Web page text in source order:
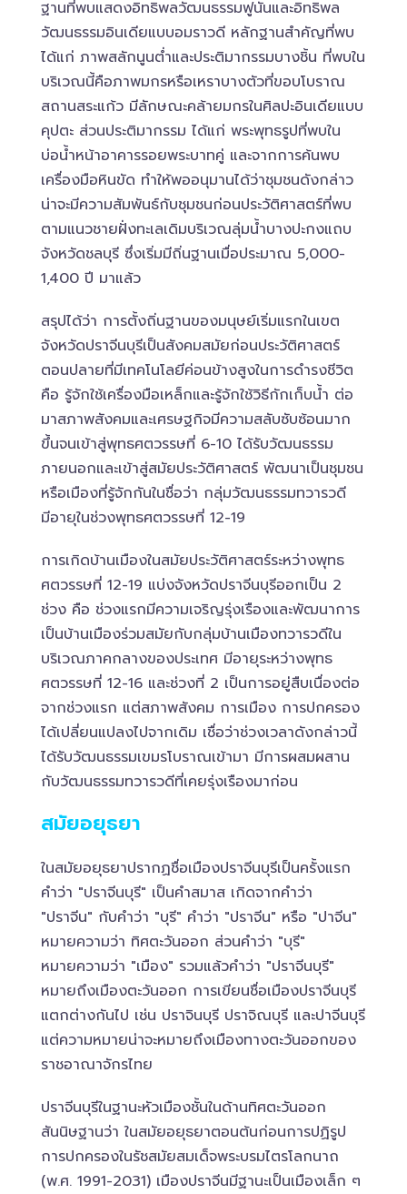
ฐานที่พบแสดงอิทธิพลวัฒนธรรมฟูนันและอิทธิพล
วัฒนธรรมอินเดียแบบอมราวดี หลักฐานสำคัญที่พบ
ได้แก่ ภาพสลักนูนต่ำและประติมากรรมบางชิ้น ที่พบใน
บริเวณนี้คือภาพมกรหรือเหราบางตัวที่ขอบโบราณ
สถานสระแก้ว มีลักษณะคล้ายมกรในศิลปะอินเดียแบบ
คุปตะ ส่วนประติมากรรม ได้แก่ พระพุทธรูปที่พบใน
บ่อน้ำหน้าอาคารรอยพระบาทคู่ และจากการค้นพบ
เครื่องมือหินขัด ทำให้พออนุมานได้ว่าชุมชนดังกล่าว
น่าจะมีความสัมพันธ์กับชุมชนก่อนประวัติศาสตร์ที่พบ
ตามแนวชายฝั่งทะเลเดิมบริเวณลุ่มน้ำบางปะกงแถบ
จังหวัดชลบุรี ซึ่งเริ่มมีถิ่นฐานเมื่อประมาณ 5,000-
1,400 ปี มาแล้ว
สรุปได้ว่า การตั้งถิ่นฐานของมนุษย์เริ่มแรกในเขต
จังหวัดปราจีนบุรีเป็นสังคมสมัยก่อนประวัติศาสตร์
ตอนปลายที่มีเทคโนโลยีค่อนข้างสูงในการดำรงชีวิต
คือ รู้จักใช้เครื่องมือเหล็กและรู้จักใช้วิธีกักเก็บน้ำ ต่อ
มาสภาพสังคมและเศรษฐกิจมีความสลับซับซ้อนมาก
ขึ้นจนเข้าสู่พุทธศตวรรษที่ 6-10 ได้รับวัฒนธรรม
ภายนอกและเข้าสู่สมัยประวัติศาสตร์ พัฒนาเป็นชุมชน
หรือเมืองที่รู้จักกันในชื่อว่า กลุ่มวัฒนธรรมทวารวดี
มีอายุในช่วงพุทธศตวรรษที่ 12-19
การเกิดบ้านเมืองในสมัยประวัติศาสตร์ระหว่างพุทธ
ศตวรรษที่ 12-19 แบ่งจังหวัดปราจีนบุรีออกเป็น 2
ช่วง คือ ช่วงแรกมีความเจริญรุ่งเรืองและพัฒนาการ
เป็นบ้านเมืองร่วมสมัยกับกลุ่มบ้านเมืองทวารวดีใน
บริเวณภาคกลางของประเทศ มีอายุระหว่างพุทธ
ศตวรรษที่ 12-16 และช่วงที่ 2 เป็นการอยู่สืบเนื่องต่อ
จากช่วงแรก แต่สภาพสังคม การเมือง การปกครอง
ได้เปลี่ยนแปลงไปจากเดิม เชื่อว่าช่วงเวลาดังกล่าวนี้
ได้รับวัฒนธรรมเขมรโบราณเข้ามา มีการผสมผสาน
กับวัฒนธรรมทวารวดีที่เคยรุ่งเรืองมาก่อน
สมัยอยุธยา
ในสมัยอยุธยาปรากฏชื่อเมืองปราจีนบุรีเป็นครั้งแรก
คำว่า "ปราจีนบุรี" เป็นคำสมาส เกิดจากคำว่า
"ปราจีน" กับคำว่า "บุรี" คำว่า "ปราจีน" หรือ "ปาจีน"
หมายความว่า ทิศตะวันออก ส่วนคำว่า "บุรี"
หมายความว่า "เมือง" รวมแล้วคำว่า "ปราจีนบุรี"
หมายถึงเมืองตะวันออก การเขียนชื่อเมืองปราจีนบุรี
แตกต่างกันไป เช่น ปราจินบุรี ปราจิณบุรี และปาจีนบุรี
แต่ความหมายน่าจะหมายถึงเมืองทางตะวันออกของ
ราชอาณาจักรไทย
ปราจีนบุรีในฐานะหัวเมืองชั้นในด้านทิศตะวันออก
สันนิษฐานว่า ในสมัยอยุธยาตอนต้นก่อนการปฏิรูป
การปกครองในรัชสมัยสมเด็จพระบรมไตรโลกนาถ
(พ.ศ. 1991-2031) เมืองปราจีนมีฐานะเป็นเมืองเล็ก ๆ